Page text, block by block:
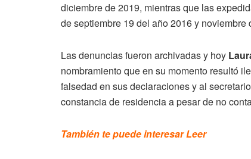
diciembre de 2019, mientras que las
de septiembre 19 del año 2016 y noviembre
Las denuncias fueron archivadas y hoy
nombramiento que en su momento resultó
falsedad en sus declaraciones y al
constancia de residencia a pesar de no
También te puede interesar Leer